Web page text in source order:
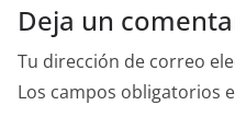
Deja un
Tu dirección de correo
Los campos obligatorios